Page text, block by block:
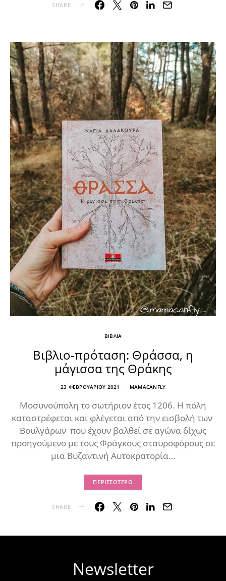
SHARE
ΒΙΒΛΙΑ
Βιβλιο-πρόταση: Θράσσα, η
μάγισσα της Θράκης
23 ΦΕΒΡΟΥΑΡΊΟΥ 2021 MAMACANFLY
Μοσυνούπολη το σωτήριον έτος 1206. Η πόλη
καταστρέφεται και φλέγεται από την εισβολή των
Βουλγάρων που έχουν βαλθεί σε αγώνα δίχως
προηγούμενο με τους Φράγκους σταυροφόρους σε
μια Βυζαντινή Αυτοκρατορία…
ΠΕΡΙΣΣΌΤΕΡΟ
SHARE
Newsletter